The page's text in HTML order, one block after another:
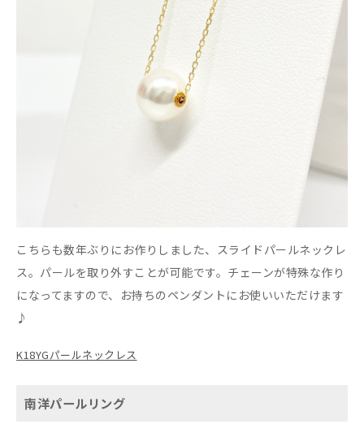
こちらも数年ぶりにお作りしました、スライドパールネックレ
ス。パールを取り外すことが可能です。チェーンが特殊な作り
になってますので、お持ちのペンダントにお使いいただけます
♪
K18YGパールネックレス
南洋パールリング